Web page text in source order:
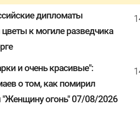
дипломаты
к могиле разведчика
и очень красивые":
о том, как помирил
"Женщину огонь" 07/08/2026